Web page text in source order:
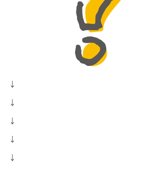
↓
↓
↓
↓
↓